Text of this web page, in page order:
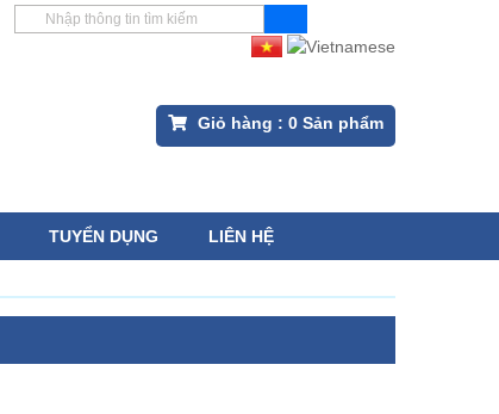
Giỏ hàng : 0 Sản phẩm
TUYỂN DỤNG LIÊN HỆ